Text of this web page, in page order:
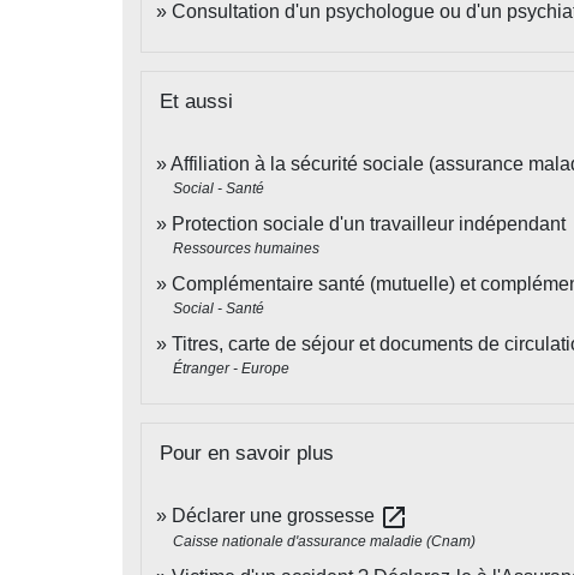
Consultation d'un psychologue ou d'un
Et aussi
Affiliation à la sécurité sociale (assurance
Social - Santé
Protection sociale d'un travailleur indépendant
Ressources humaines
Complémentaire santé (mutuelle) et
Social - Santé
Titres, carte de séjour et documents de
Étranger - Europe
Pour en savoir plus
Déclarer une grossesse open_in_new
Caisse nationale d'assurance maladie (Cnam)